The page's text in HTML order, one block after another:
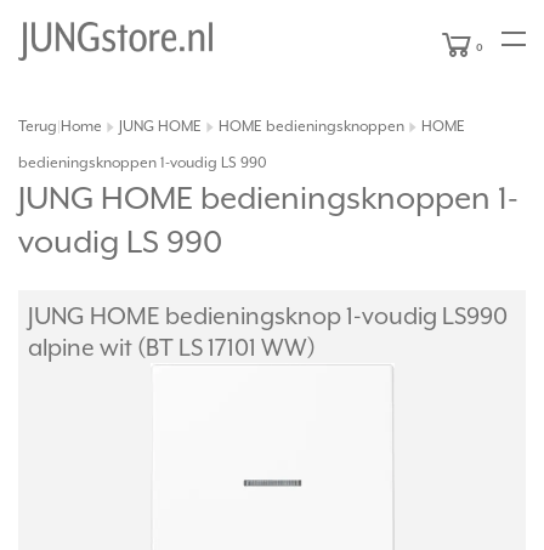
0
Terug Home JUNG HOME HOME bedieningsknoppen HOME
bedieningsknoppen 1-voudig LS 990
JUNG HOME bedieningsknoppen 1-
voudig LS 990
JUNG HOME bedieningsknop 1-voudig LS990
alpine wit (BT LS 17101 WW)